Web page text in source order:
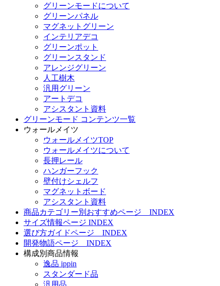
グリーンモードについて
グリーンパネル
マグネットグリーン
インテリアデコ
グリーンポット
グリーンスタンド
アレンジグリーン
人工樹木
汎用グリーン
アートデコ
アシスタント資料
グリーンモード コンテンツ一覧
ウォールメイツ
ウォールメイツTOP
ウォールメイツについて
長押レール
ハンガーフック
壁付けシェルフ
マグネットボード
アシスタント資料
商品カテゴリー別おすすめページ INDEX
サイズ情報ページ INDEX
選び方ガイドページ INDEX
開発物語ページ INDEX
構成別商品情報
逸品 ippin
スタンダード品
汎用品